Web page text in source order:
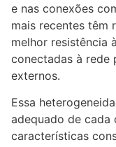
e nas conexões
mais recentes têm
melhor resistência
conectadas à rede
externos.
Essa
adequado de cada
características